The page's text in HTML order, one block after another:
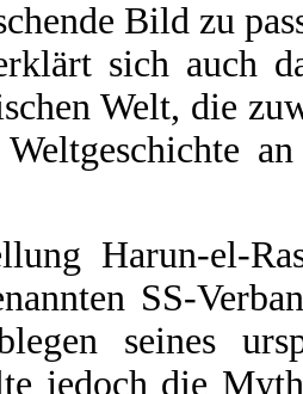
Bild zu
sich auch
Welt, die
Harun-el-
SS-
seines
jedoch die